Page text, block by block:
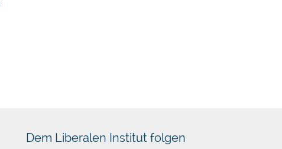
Dem Liberalen Institut folgen